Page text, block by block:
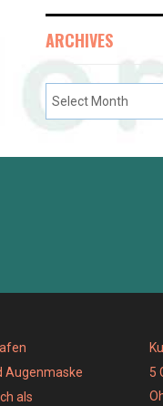
ARCHIVES
Augenmaske
als
5